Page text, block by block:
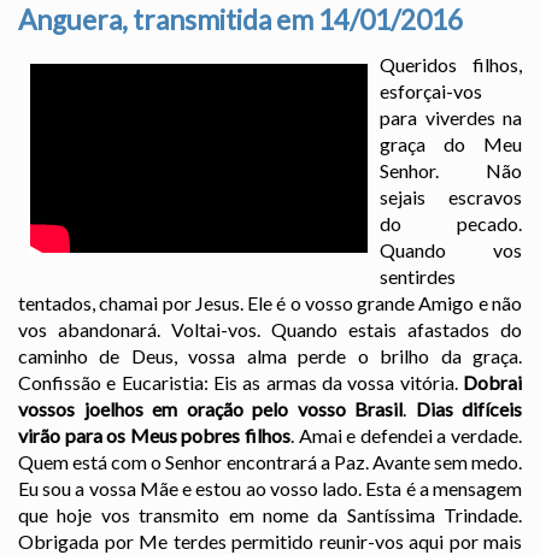
Anguera, transmitida em 14/01/2016
Queridos filhos,
esforçai-vos
para viverdes na
graça do Meu
Senhor. Não
sejais escravos
do pecado.
Quando vos
sentirdes
tentados, chamai por Jesus. Ele é o vosso grande Amigo e não
vos abandonará. Voltai-vos. Quando estais afastados do
caminho de Deus, vossa alma perde o brilho da graça.
Confissão e Eucaristia: Eis as armas da vossa vitória. Dobrai
vossos joelhos em oração pelo vosso Brasil. Dias difíceis
virão para os Meus pobres filhos. Amai e defendei a verdade.
Quem está com o Senhor encontrará a Paz. Avante sem medo.
Eu sou a vossa Mãe e estou ao vosso lado. Esta é a mensagem
que hoje vos transmito em nome da Santíssima Trindade.
Obrigada por Me terdes permitido reunir-vos aqui por mais